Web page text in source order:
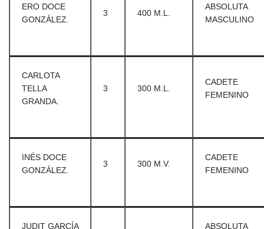
ERO DOCE
GONZÁLEZ.
3 400 M.L.
ABSOLUTA
MASCULINO
CARLOTA
TELLA
GRANDA.
3 300 M.L.
CADETE
FEMENINO
INÉS DOCE
GONZÁLEZ.
3 300 M.V.
CADETE
FEMENINO
JUDIT GARCÍA ABSOLUTA